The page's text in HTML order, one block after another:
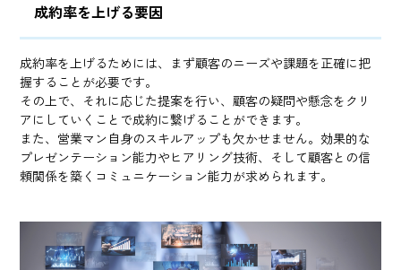
成約率を上げる要因
成約率を上げるためには、まず顧客のニーズや課題を正確に把
握することが必要です。
その上で、それに応じた提案を行い、顧客の疑問や懸念をクリ
アにしていくことで成約に繋げることができます。
また、営業マン自身のスキルアップも欠かせません。効果的な
プレゼンテーション能力やヒアリング技術、そして顧客との信
頼関係を築くコミュニケーション能力が求められます。